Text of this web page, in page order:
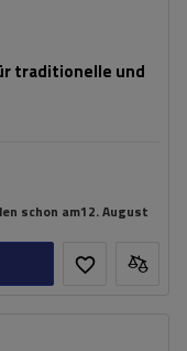
traditionelle und
schon am12. August